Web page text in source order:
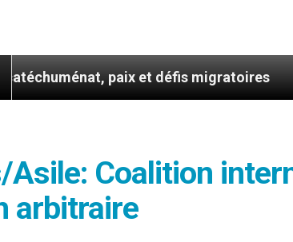
paix et défis migratoires Léon
Asile: Coalition
arbitraire